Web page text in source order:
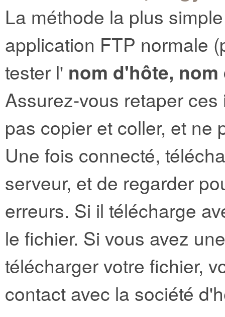
La méthode la plus
application FTP normale
tester l' nom d'hôte,
Assurez-vous retaper
pas copier et coller, et ne
Une fois connecté,
serveur, et de regarder
erreurs. Si il télécharge
le fichier. Si vous avez
télécharger votre fichier,
contact avec la société